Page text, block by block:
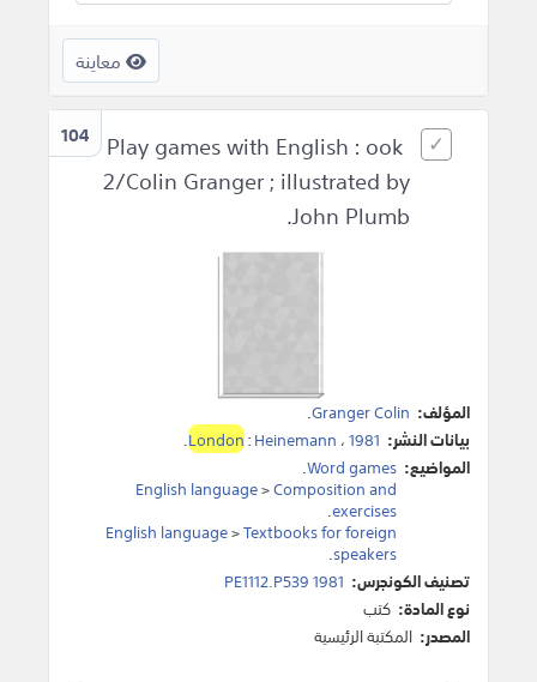
معاينة
104
Play games with English : ook
2/Colin Granger ; illustrated by
John Plumb.
المؤلف: Granger Colin
.
بيانات النشر:
London:Heinemann ،1981
.
المواضيع: Word games
.
English language>Composition and
exercises
.
English language>Textbooks for foreign
speakers
.
تصنيف الكونجرس: PE1112.P539 1981
نوع المادة: كتب
المصدر: المكتبة الرئيسية